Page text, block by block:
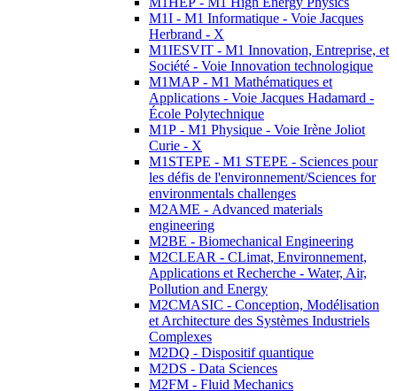
M1I - M1 Informatique - Voie Jacques
Herbrand - X
M1IESVIT - M1 Innovation, Entreprise, et
Société - Voie Innovation technologique
M1MAP - M1 Mathématiques et
Applications - Voie Jacques Hadamard -
École Polytechnique
M1P - M1 Physique - Voie Irène Joliot
Curie - X
M1STEPE - M1 STEPE - Sciences pour
les défis de l'environnement/Sciences for
environmentals challenges
M2AME - Advanced materials
engineering
M2BE - Biomechanical Engineering
M2CLEAR - CLimat, Environnement,
Applications et Recherche - Water, Air,
Pollution and Energy
M2CMASIC - Conception, Modélisation
et Architecture des Systèmes Industriels
Complexes
M2DQ - Dispositif quantique
M2DS - Data Sciences
M2FM - Fluid Mechanics